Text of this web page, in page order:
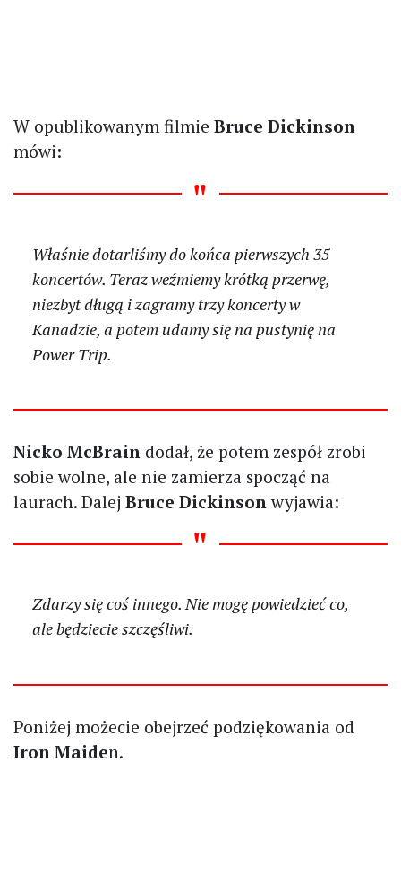
W opublikowanym filmie Bruce Dickinson
mówi:
Właśnie dotarliśmy do końca pierwszych 35
koncertów. Teraz weźmiemy krótką przerwę,
niezbyt długą i zagramy trzy koncerty w
Kanadzie, a potem udamy się na pustynię na
Power Trip.
Nicko McBrain dodał, że potem zespół zrobi
sobie wolne, ale nie zamierza spocząć na
laurach. Dalej Bruce Dickinson wyjawia:
Zdarzy się coś innego. Nie mogę powiedzieć co,
ale będziecie szczęśliwi.
Poniżej możecie obejrzeć podziękowania od
Iron Maiden.